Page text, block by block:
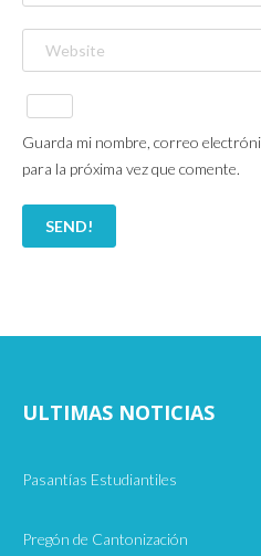
Guarda mi nombre, correo
para la próxima vez que comente.
ULTIMAS NOTICIAS
Pasantías Estudiantiles
Pregón de Cantonización